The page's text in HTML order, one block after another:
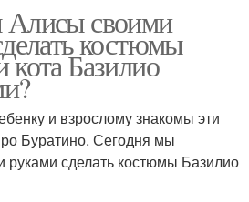
своими
костюмы
Базилио
и взрослому знакомы эти
Буратино. Сегодня мы
руками сделать костюмы Базилио